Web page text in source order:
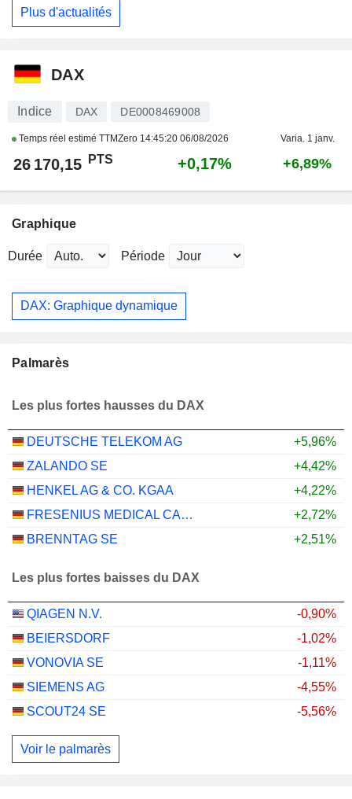
Plus d'actualités
DAX
Indice DAX DE0008469008
Temps réel estimé TTMZero 14:45:20 06/08/2026 Varia. 1 janv.
26 170,15 PTS +0,17% +6,89%
Graphique
Durée Période
DAX: Graphique dynamique
Palmarès
Les plus fortes hausses du DAX
DEUTSCHE TELEKOM AG
+5,96%
ZALANDO SE
+4,42%
HENKEL AG & CO. KGAA
+4,22%
FRESENIUS MEDICAL CARE AG
+2,72%
BRENNTAG SE
+2,51%
Les plus fortes baisses du DAX
QIAGEN N.V.
-0,90%
BEIERSDORF
-1,02%
VONOVIA SE
-1,11%
SIEMENS AG
-4,55%
SCOUT24 SE
-5,56%
Voir le palmarès